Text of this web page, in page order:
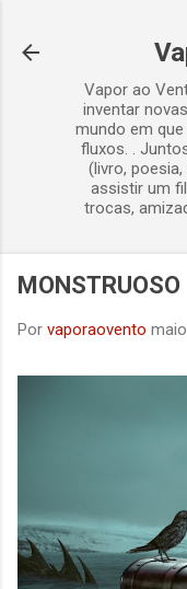
Vapor ao
inventar
mundo em
fluxos. .
(livro,
assistir um
trocas,
MONSTRUOSO
Por vaporaovento